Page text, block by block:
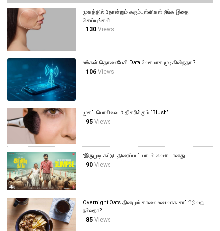
முகத்தில் தோன்றும் கரும்புள்ளிகள் நீங்க இதை
செய்யுங்கள்.
130 Views
உங்கள் தொலைபேசி Data வேகமாக முடிகின்றதா ?
106 Views
முகப் பொலிவை அதிகரிக்கும் ‘Blush’
95 Views
'இருமுடி கட்டு' திரைப்படப் பாடல் வெளியானது
90 Views
Overnight Oats தினமும் காலை உணவாக சாப்பிடுவது
நல்லதா?
85 Views